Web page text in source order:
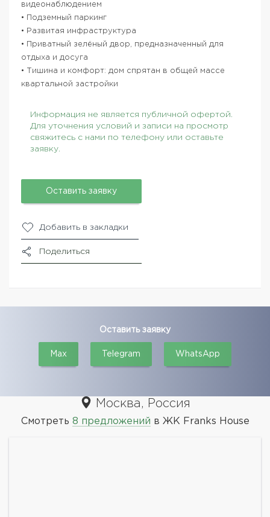
видеонаблюдением
• Подземный паркинг
• Развитая инфраструктура
• Приватный зелёный двор, предназначенный для
отдыха и досуга
• Тишина и комфорт: дом спрятан в общей массе
квартальной застройки
Информация не является публичной офертой.
Для уточнения условий и записи на просмотр
свяжитесь с нами по телефону или оставьте
заявку.
Оставить заявку
Добавить в закладки
Поделиться
Оставить заявку
Max Telegram WhatsApp
Москва, Россия
Смотреть 8 предложений в ЖК Franks House